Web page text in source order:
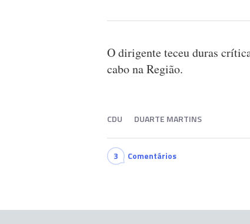
O dirigente teceu duras
cabo na Região.
CDU DUARTE MARTINS
3 Comentários